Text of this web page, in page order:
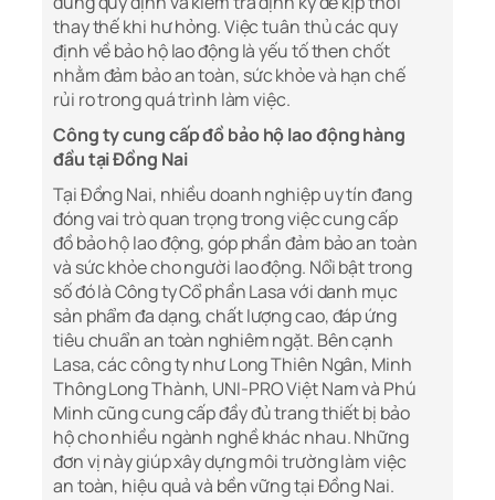
thay thế khi hư hỏng. Việc tuân thủ các quy
định về bảo hộ lao động là yếu tố then chốt
nhằm đảm bảo an toàn, sức khỏe và hạn chế
rủi ro trong quá trình làm việc.
Công ty cung cấp đồ bảo hộ lao động hàng
đầu tại Đồng Nai
Tại Đồng Nai, nhiều doanh nghiệp uy tín đang
đóng vai trò quan trọng trong việc cung cấp
đồ bảo hộ lao động, góp phần đảm bảo an toàn
và sức khỏe cho người lao động. Nổi bật trong
số đó là Công ty Cổ phần Lasa với danh mục
sản phẩm đa dạng, chất lượng cao, đáp ứng
tiêu chuẩn an toàn nghiêm ngặt. Bên cạnh
Lasa, các công ty như Long Thiên Ngân, Minh
Thông Long Thành, UNI-PRO Việt Nam và Phú
Minh cũng cung cấp đầy đủ trang thiết bị bảo
hộ cho nhiều ngành nghề khác nhau. Những
đơn vị này giúp xây dựng môi trường làm việc
an toàn, hiệu quả và bền vững tại Đồng Nai.